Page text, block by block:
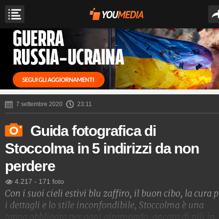
7 settembre 2020 23:11
Guida fotografica di
Stoccolma in 5 indirizzi da non
perdere
4.217 - 171 foto
Con i suoi cieli estivi blu zaffiro, il buon cibo, la cura
i dettagli e lo stile inconfondibile, Stoccolma è una
tappa obbligata per ogni giramondo, ancora di più in